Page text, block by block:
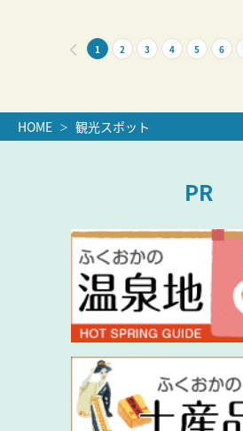
1 2 3 4 5 6
HOME 観光スポット
PR